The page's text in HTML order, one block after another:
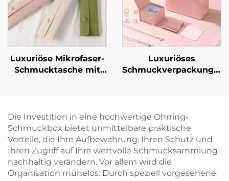
Ringe und andere
signifikante
Schmuckstücke
Luxuriöse Mikrofaser-
Schmucktasche mit
Verpackungstasche
für Anhänger,
antioxidative
Aufbewahrungshülle
Luxuriöses
Ohrringe mit
Papiertüte –
Großhandel,
personalisiertes
gebündelt
Die Investition in eine hochwertige Ohrring-
Schmuckbox bietet unmittelbare praktische
Vorteile, die Ihre Aufbewahrung, Ihren Schutz und
Ihren Zugriff auf Ihre wertvolle Schmucksammlung
nachhaltig verändern. Vor allem wird die
Organisation mühelos: Durch speziell vorgesehene